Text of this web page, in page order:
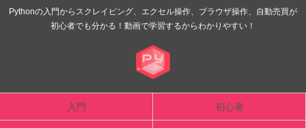
Pythonの入門からスクレイピング、エクセル操作、ブラウザ操作、自動売買が
初心者でも分かる！動画で学習するからわかりやすい！
入門 初心者